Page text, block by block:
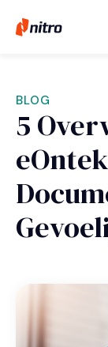
BLOG
5